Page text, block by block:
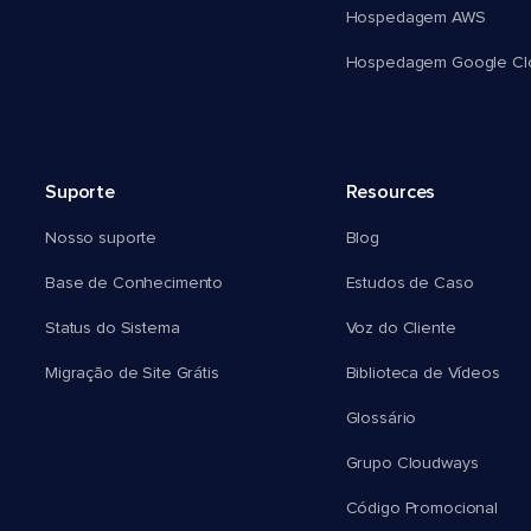
Hospedagem AWS
Hospedagem Google
Suporte
Nosso suporte
Base de Conhecimento
Status do Sistema
Migração de Site Grátis
Resources
Blog
Estudos de Caso
Voz do Cliente
Biblioteca de Vídeos
Glossário
Grupo Cloudways
Código Promocional